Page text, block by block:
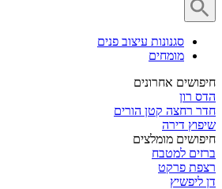
סגנונות עיצוב פנים
מומחים
חיפושים אחרונים
הדס רון
חדר רחצה קטן הורים
שיפוץ דירה
חיפושים מומלצים
ברזים למטבח
רצפת פרקט
דן ליפשיץ